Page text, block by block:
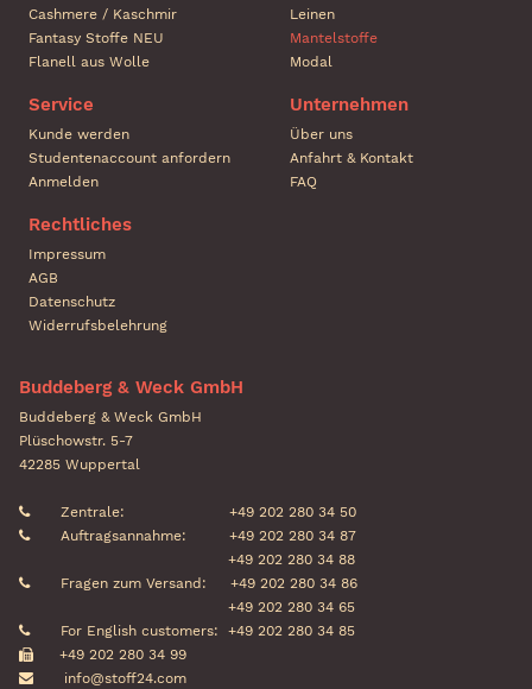
Cashmere / Kaschmir
Fantasy Stoffe NEU
Flanell aus Wolle
Leinen
Mantelstoffe
Modal
Service
Kunde werden
Studentenaccount anfordern
Anmelden
Unternehmen
Über uns
Anfahrt & Kontakt
FAQ
Rechtliches
Impressum
AGB
Datenschutz
Widerrufsbelehrung
Buddeberg & Weck GmbH
Buddeberg & Weck GmbH
Plüschowstr. 5-7
42285 Wuppertal
Zentrale:
+49 202 280 34 50
Auftragsannahme:
+49 202 280 34 87
+49 202 280 34 88
Fragen zum Versand:
+49 202 280 34 86
+49 202 280 34 65
For English customers:
+49 202 280 34 85
+49 202 280 34 99
info@stoff24.com